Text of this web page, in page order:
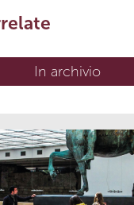
In archivio